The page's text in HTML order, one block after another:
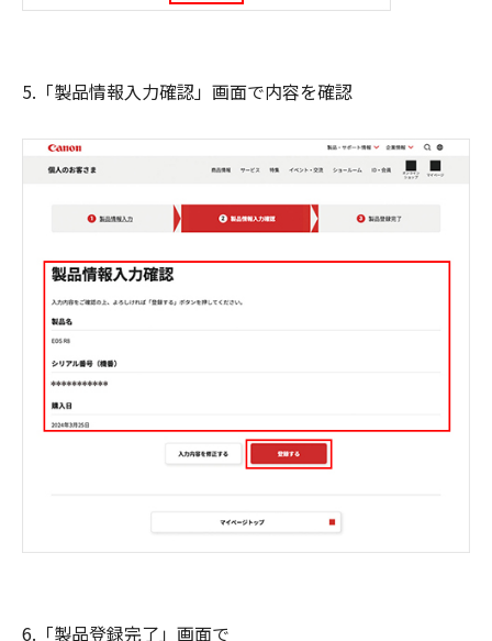
5.「製品情報入力確認」画面で内容を確認
6.「製品登録完了」画面で